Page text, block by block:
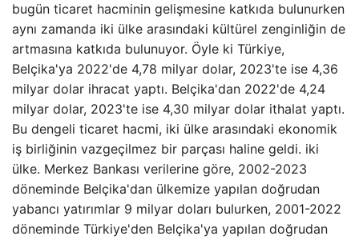
bugün ticaret hacminin gelişmesine katkıda bulunurken
aynı zamanda iki ülke arasındaki kültürel zenginliğin de
artmasına katkıda bulunuyor. Öyle ki Türkiye,
Belçika'ya 2022'de 4,78 milyar dolar, 2023'te ise 4,36
milyar dolar ihracat yaptı. Belçika'dan 2022'de 4,24
milyar dolar, 2023'te ise 4,30 milyar dolar ithalat yaptı.
Bu dengeli ticaret hacmi, iki ülke arasındaki ekonomik
iş birliğinin vazgeçilmez bir parçası haline geldi. iki
ülke. Merkez Bankası verilerine göre, 2002-2023
döneminde Belçika'dan ülkemize yapılan doğrudan
yabancı yatırımlar 9 milyar doları bulurken, 2001-2022
döneminde Türkiye'den Belçika'ya yapılan doğrudan